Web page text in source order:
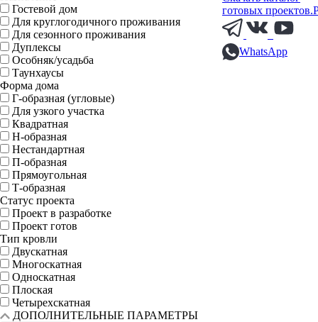
готовых
WhatsApp
Гостевой дом
Для круглогодичного проживания
Для сезонного проживания
Дуплексы
Особняк/усадьба
Таунхаусы
Форма дома
Г-образная (угловые)
Для узкого участка
Квадратная
Н-образная
Нестандартная
П-образная
Прямоугольная
Т-образная
Статус проекта
Проект в разработке
Проект готов
Тип кровли
Двускатная
Многоскатная
Односкатная
Плоская
Четырехскатная
ДОПОЛНИТЕЛЬНЫЕ ПАРАМЕТРЫ